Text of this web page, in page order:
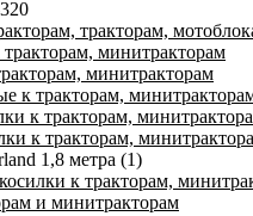
тракторам,
минитракторам
минитракторам
к тракторам,
к тракторам,
к тракторам,
к тракторам,
и минитракторам